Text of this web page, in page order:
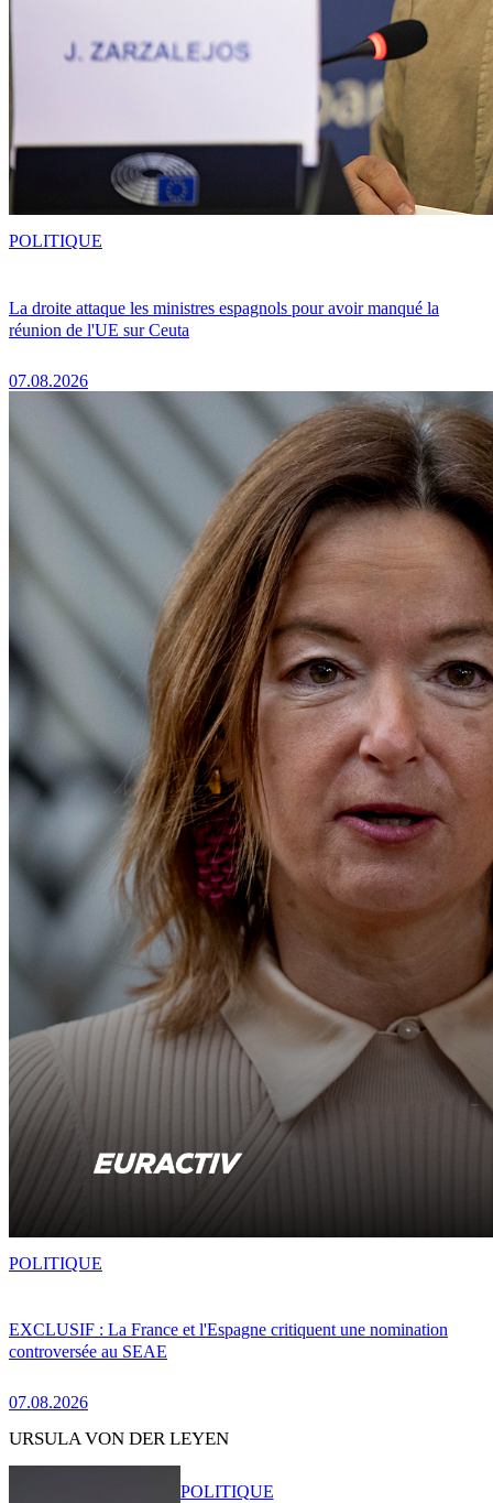
La droite attaque les ministres espagnols pour avoir manqué la
réunion de l'UE sur Ceuta
07.08.2026
POLITIQUE
EXCLUSIF : La France et l'Espagne critiquent une nomination
controversée au SEAE
07.08.2026
POLITIQUE
URSULA VON DER LEYEN
POLITIQUE